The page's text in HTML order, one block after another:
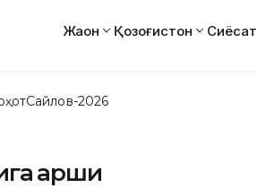
Жаҳон Қозоғистон Сиёсат
Сайлов-2026
қарши